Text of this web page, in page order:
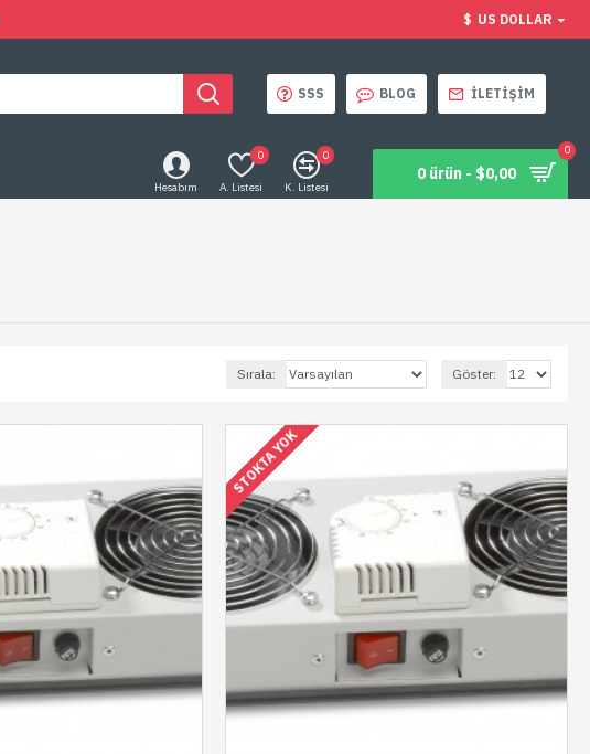
$ US DOLLAR
SSS BLOG İLETIŞIM
Hesabım A. Listesi
0
K. Listesi
0
0 ürün - $0,00
0
Sırala: Göster:
STOKTA YOK